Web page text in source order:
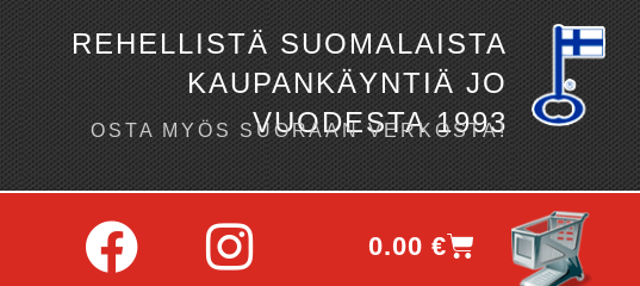
REHELLISTÄ SUOMALAISTA
KAUPANKÄYNTIÄ JO
VUODESTA 1993
OSTA MYÖS SUORAAN VERKOSTA!
0.00€